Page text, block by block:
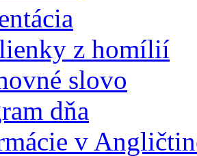
z homílií
slovo
dňa
v